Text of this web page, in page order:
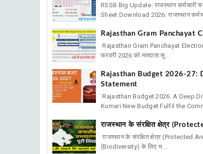
RSSB Big Update: राजस्थान कर्मचारी
Sheet Download 2026: राजस्थान
Rajasthan Gram Panchayat
Rajasthan Gram Panchayat Election
फरवरी 2026 को मतदाता सू...
Rajasthan Budget 2026-27:
Statement
Rajasthan Budget 2026: A Deep
Kumari New Budget Fulfil the
राजस्थान के संरक्षित क्षेत्र
राजस्थान के संरक्षित क्षेत्र (Protected
(Biodiversity) के लिए भ...